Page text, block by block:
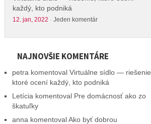
každý, kto podniká
12. jan, 2022 · Jeden komentár
NAJNOVŠIE KOMENTÁRE
petra komentoval Virtuálne sídlo — riešenie,
ktoré ocení každý, kto podniká
Letícia komentoval Pre domácnosť ako zo
škatuľky
anna komentovalAko byť dobrou